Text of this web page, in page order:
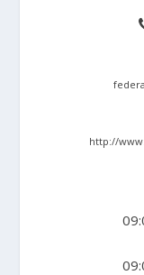
http://